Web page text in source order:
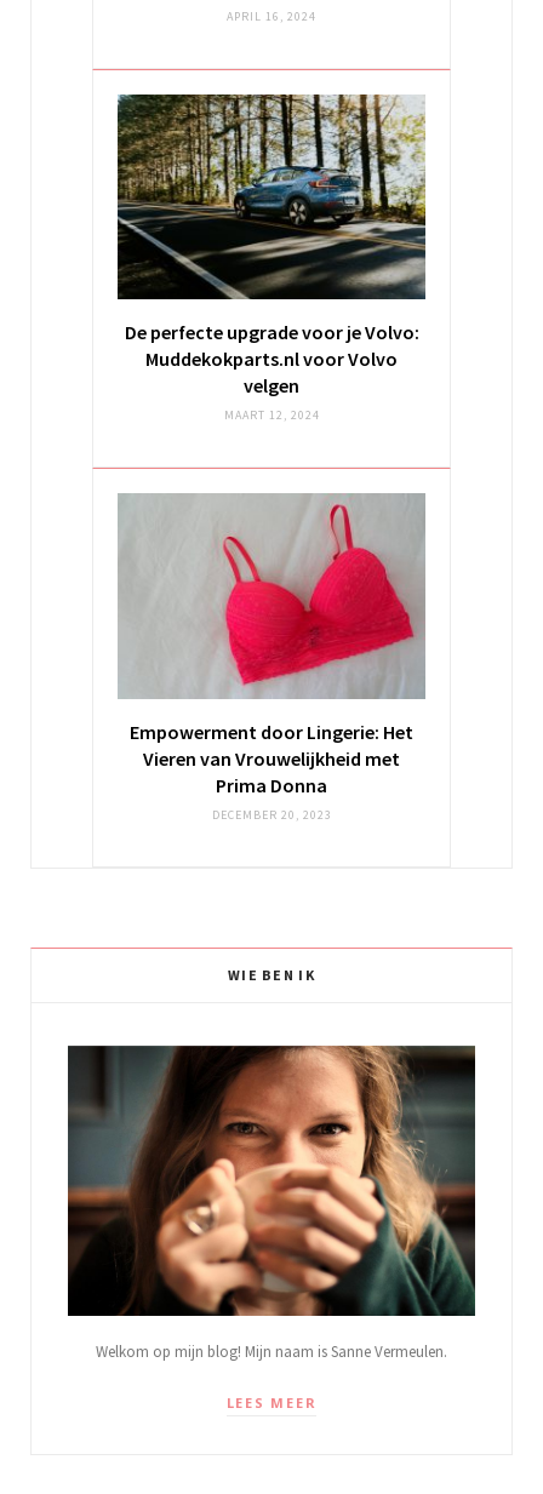
APRIL 16, 2024
De perfecte upgrade voor je Volvo:
Muddekokparts.nl voor Volvo
velgen
MAART 12, 2024
Empowerment door Lingerie: Het
Vieren van Vrouwelijkheid met
Prima Donna
DECEMBER 20, 2023
WIE BEN IK
Welkom op mijn blog! Mijn naam is Sanne Vermeulen.
LEES MEER